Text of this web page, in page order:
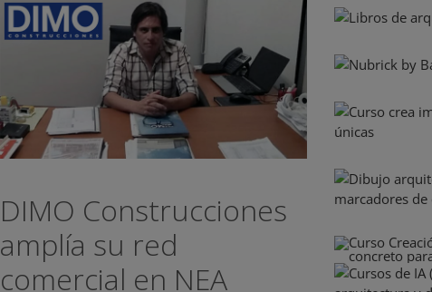
DIMO Construcciones
amplía su red
comercial en NEA